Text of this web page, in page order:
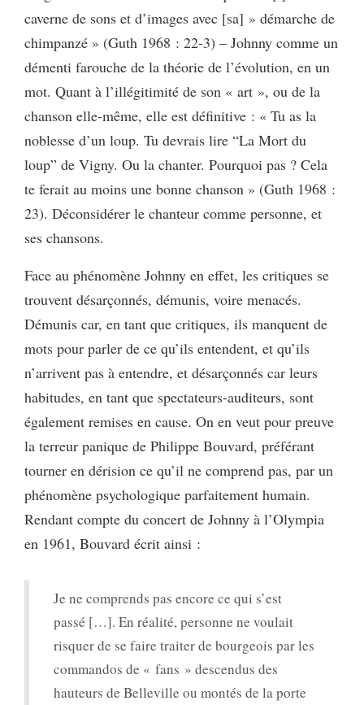
caverne de sons et d’images avec [sa] » démarche de
chimpanzé » (Guth 1968 : 22-3) – Johnny comme un
démenti farouche de la théorie de l’évolution, en un
mot. Quant à l’illégitimité de son « art », ou de la
chanson elle-même, elle est définitive : « Tu as la
noblesse d’un loup. Tu devrais lire “La Mort du
loup” de Vigny. Ou la chanter. Pourquoi pas ? Cela
te ferait au moins une bonne chanson » (Guth 1968 :
23). Déconsidérer le chanteur comme personne, et
ses chansons.
Face au phénomène Johnny en effet, les critiques se
trouvent désarçonnés, démunis, voire menacés.
Démunis car, en tant que critiques, ils manquent de
mots pour parler de ce qu’ils entendent, et qu’ils
n’arrivent pas à entendre, et désarçonnés car leurs
habitudes, en tant que spectateurs-auditeurs, sont
également remises en cause. On en veut pour preuve
la terreur panique de Philippe Bouvard, préférant
tourner en dérision ce qu’il ne comprend pas, par un
phénomène psychologique parfaitement humain.
Rendant compte du concert de Johnny à l’Olympia
en 1961, Bouvard écrit ainsi :
Je ne comprends pas encore ce qui s’est
passé […]. En réalité, personne ne voulait
risquer de se faire traiter de bourgeois par les
commandos de « fans » descendus des
hauteurs de Belleville ou montés de la porte